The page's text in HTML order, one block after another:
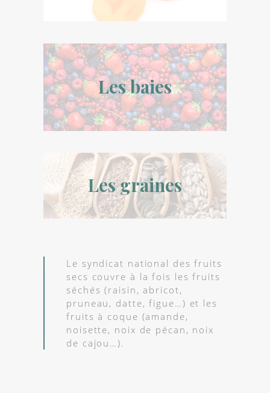
Les baies
Les graines
Le syndicat national des fruits
secs couvre à la fois les fruits
séchés (raisin, abricot,
pruneau, datte, figue…) et les
fruits à coque (amande,
noisette, noix de pécan, noix
de cajou…).